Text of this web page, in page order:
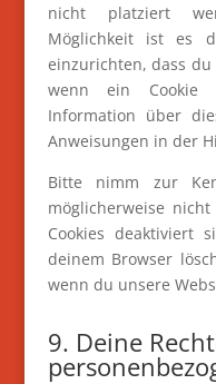
nicht platziert
Möglichkeit ist es
einzurichten, dass
wenn ein Cookie
Information über
Anweisungen in der
Bitte nimm zur
möglicherweise
Cookies deaktiviert
deinem Browser
wenn du unsere
9. Deine